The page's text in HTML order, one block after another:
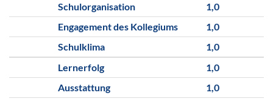
Schulorganisation
1,0
Engagement des Kollegiums
1,0
Schulklima
1,0
Lernerfolg
1,0
Ausstattung
1,0